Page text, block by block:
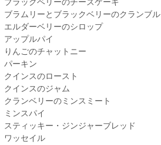
ブラムリーとブラックベリーのクランブル
エルダーベリーのシロップ
アップルパイ
りんごのチャットニー
パーキン
クインスのロースト
クインスのジャム
クランベリーのミンスミート
ミンスパイ
スティッキー・ジンジャーブレッド
ワッセイル